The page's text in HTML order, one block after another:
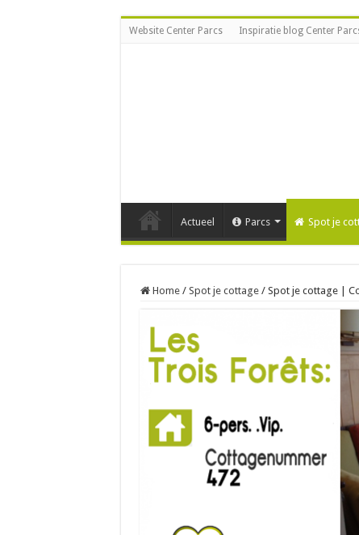
Website Center Parcs Inspiratie blog Center
Actueel Parcs Spot je
Home / Spot je cottage / Spot je cottage |